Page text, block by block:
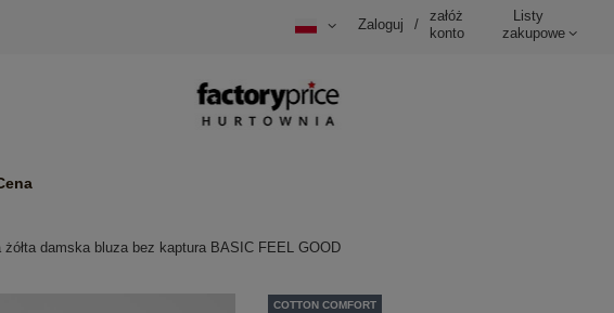
Zaloguj /
załóż
konto
Listy
zakupowe
żółta damska bluza bez kaptura BASIC FEEL GOOD
COTTON COMFORT